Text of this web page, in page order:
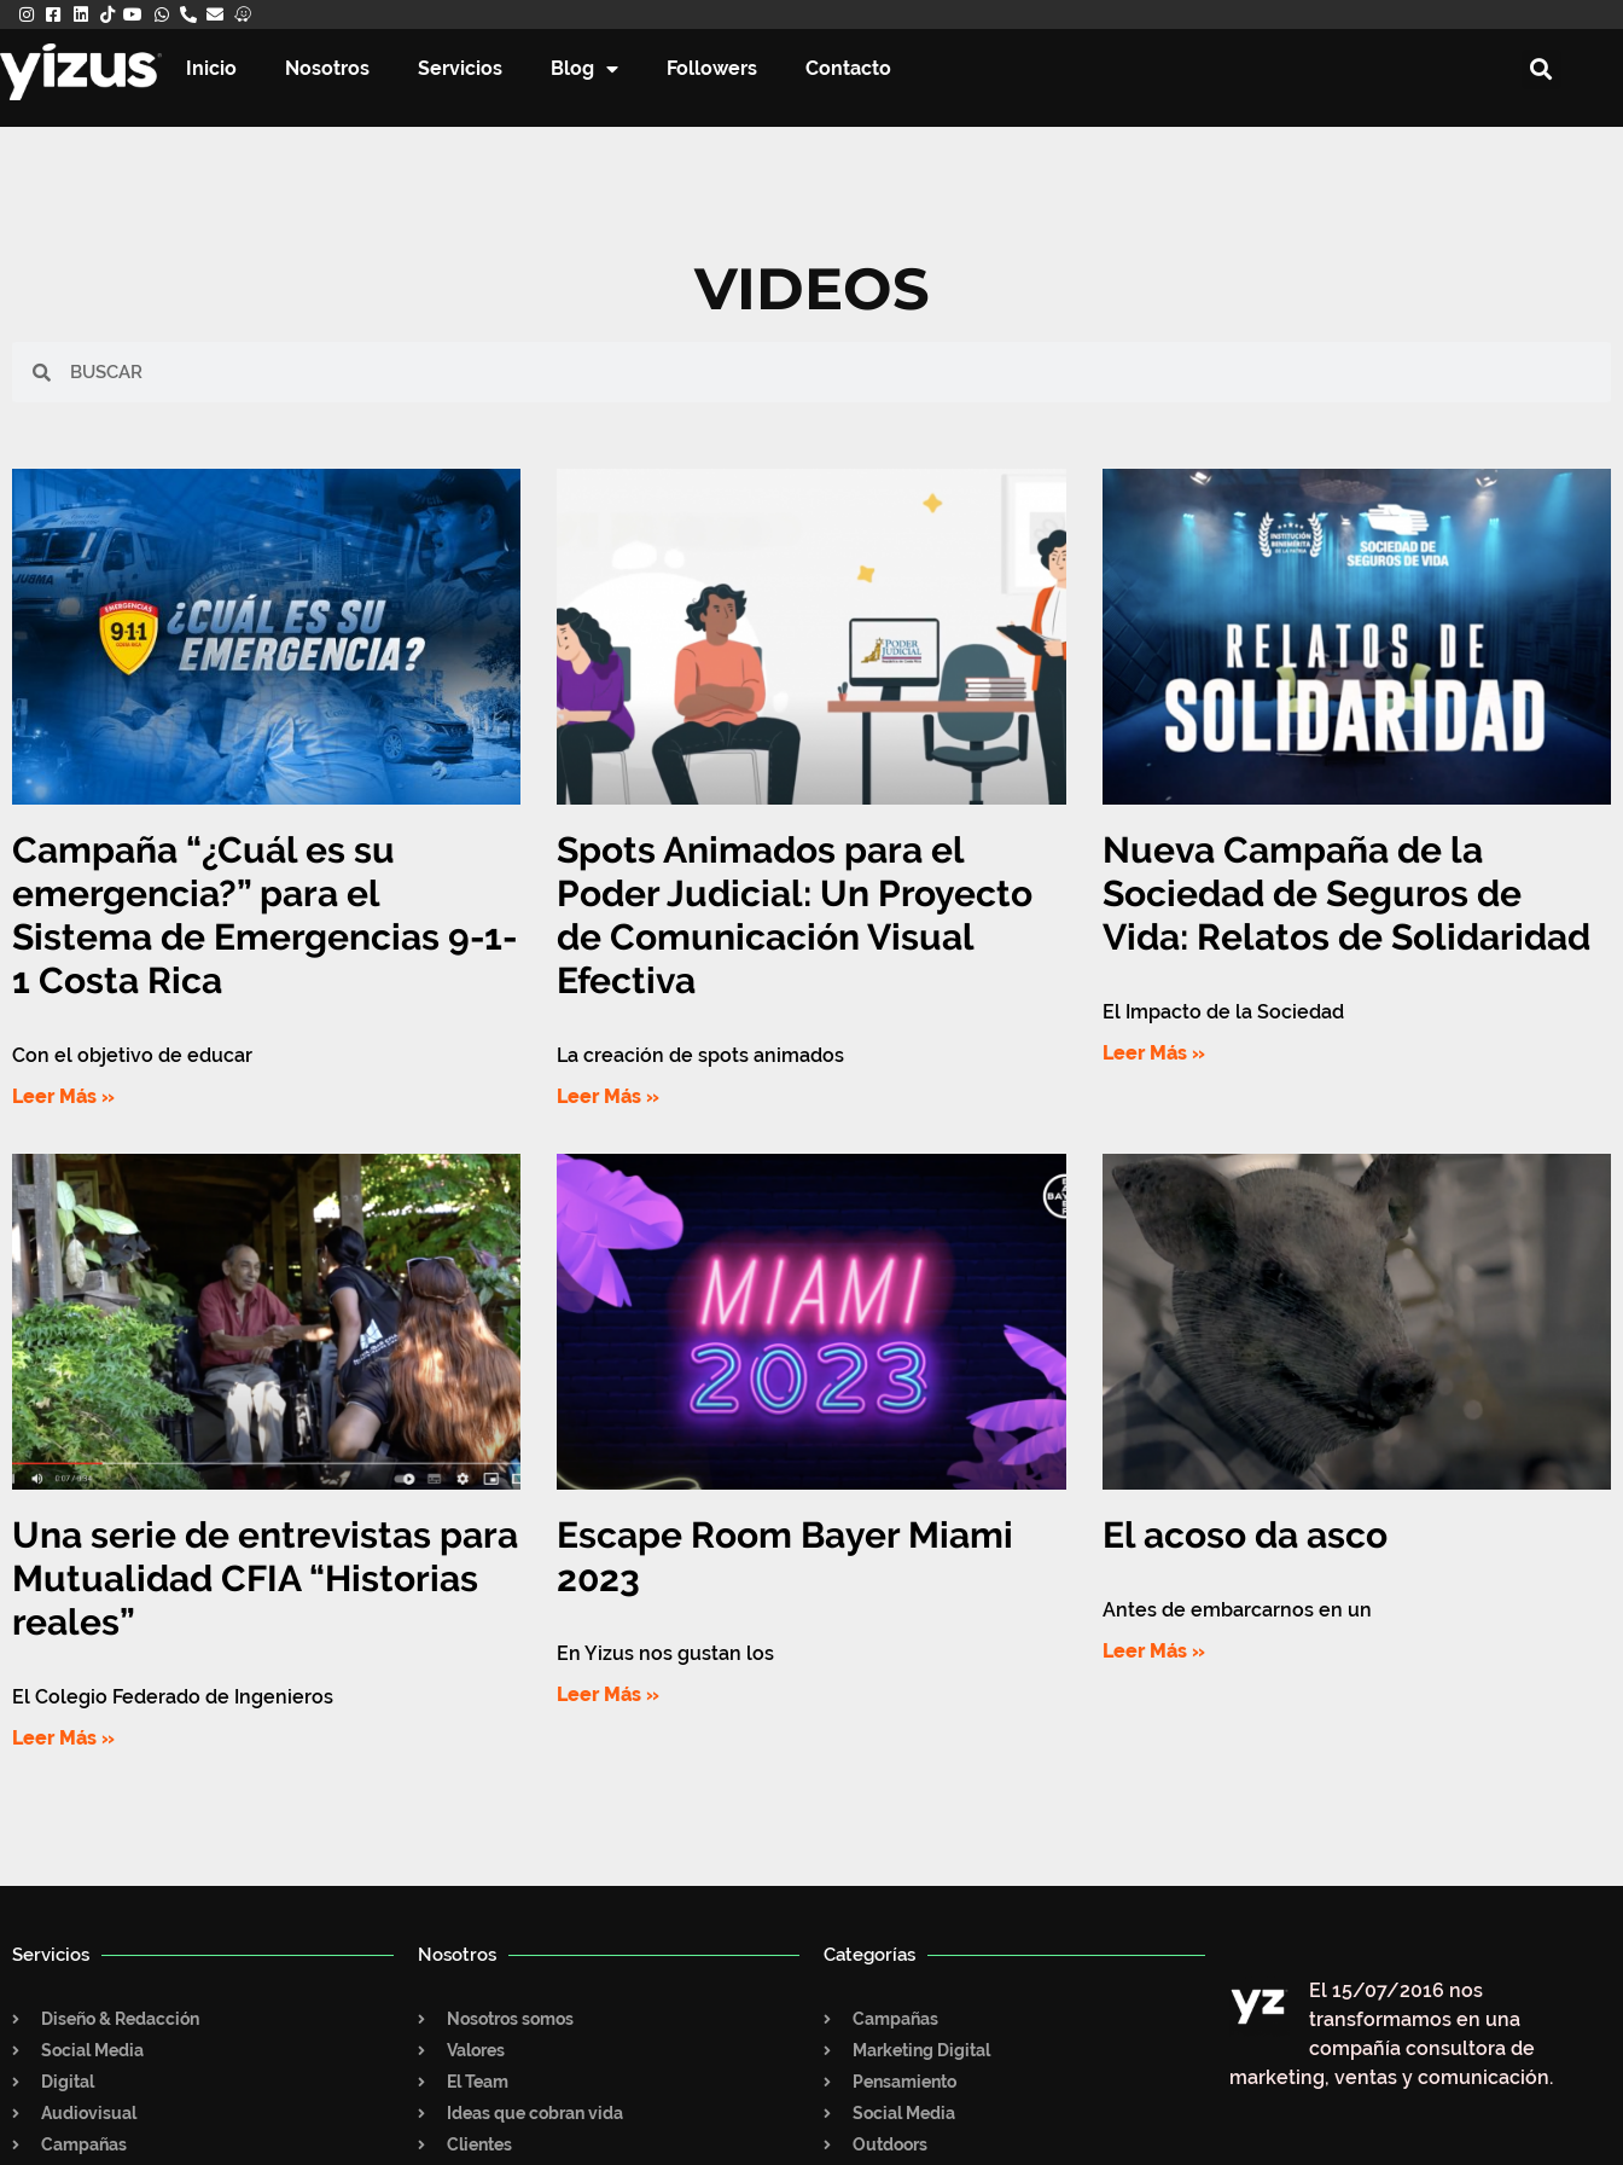
Inicio Nosotros Servicios Blog Followers Contacto
VIDEOS
Campaña “¿Cuál es su
emergencia?” para el
Sistema de Emergencias 9-1-
1 Costa Rica
Con el objetivo de educar
Leer Más »
Spots Animados para el
Poder Judicial: Un Proyecto
de Comunicación Visual
Efectiva
La creación de spots animados
Leer Más »
Nueva Campaña de la
Sociedad de Seguros de
Vida: Relatos de Solidaridad
El Impacto de la Sociedad
Leer Más »
Una serie de entrevistas para
Mutualidad CFIA “Historias
reales”
El Colegio Federado de Ingenieros
Leer Más »
Escape Room Bayer Miami
2023
En Yizus nos gustan los
Leer Más »
El acoso da asco
Antes de embarcarnos en un
Leer Más »
Servicios
Diseño & Redacción
Social Media
Digital
Audiovisual
Campañas
Nosotros
Nosotros somos
Valores
El Team
Ideas que cobran vida
Clientes
Categorías
Campañas
Marketing Digital
Pensamiento
Social Media
Outdoors
El 15/07/2016 nos
transformamos en una
compañía consultora de
marketing, ventas y comunicación.